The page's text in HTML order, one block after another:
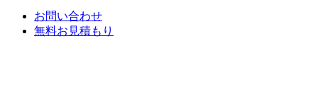
お問い合わせ
無料お見積もり